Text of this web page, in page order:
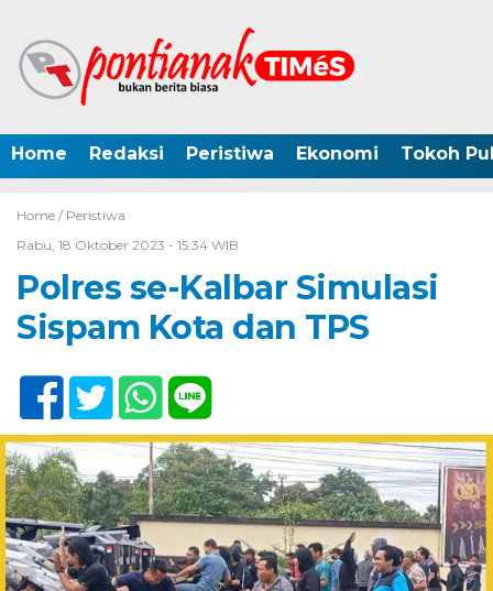
Home Redaksi Peristiwa Ekonomi Tokoh
Home / Peristiwa
Rabu, 18 Oktober 2023 - 15:34 WIB
Polres se-Kalbar Simulasi
Sispam Kota dan TPS